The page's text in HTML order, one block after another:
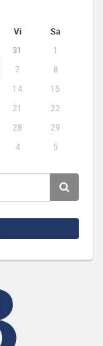
Vi Sa
31
1
7
8
14
15
21
22
28
29
4 5